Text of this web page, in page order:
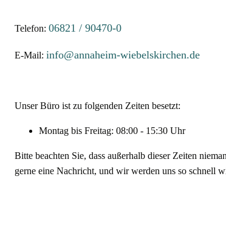
Telefon: 06821 / 90470-0
E-Mail: info@annaheim-wiebelskirchen.de
Unser Büro ist zu folgenden Zeiten besetzt:
Montag bis Freitag: 08:00 - 15:30 Uhr
Bitte beachten Sie, dass außerhalb dieser Zeiten
gerne eine Nachricht, und wir werden uns so schnell